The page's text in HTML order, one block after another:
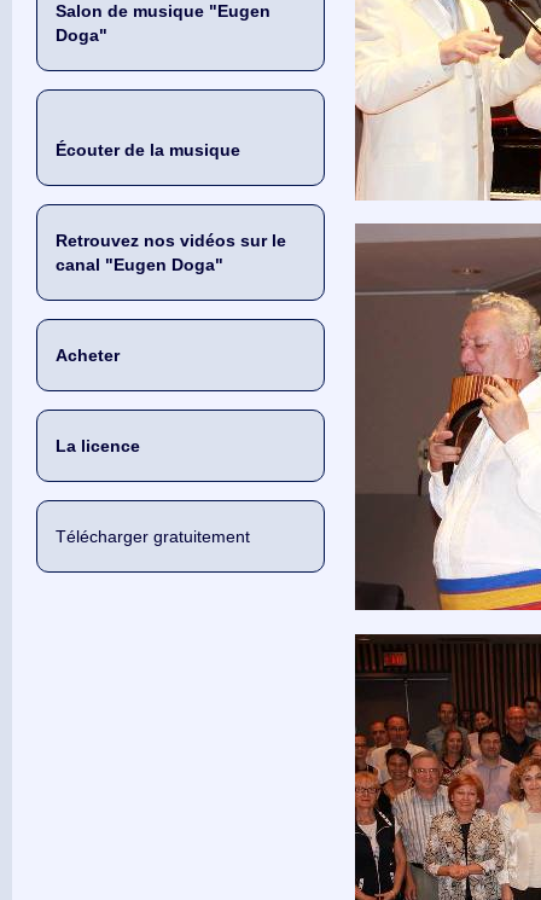
Salon de musique "Eugen
Doga"
Écouter de la musique
Retrouvez nos vidéos sur le
canal "Eugen Doga"
Acheter
La licence
Télécharger gratuitement